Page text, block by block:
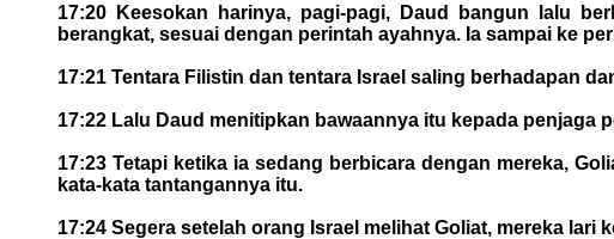
17:20 Keesokan harinya, pagi-pagi, Daud bangun lalu
berangkat, sesuai dengan perintah ayahnya. Ia sampai ke
17:21 Tentara Filistin dan tentara Israel saling berhadapan
17:22 Lalu Daud menitipkan bawaannya itu kepada penjaga
17:23 Tetapi ketika ia sedang berbicara dengan mereka,
kata-kata tantangannya itu.
17:24 Segera setelah orang Israel melihat Goliat, mereka lari